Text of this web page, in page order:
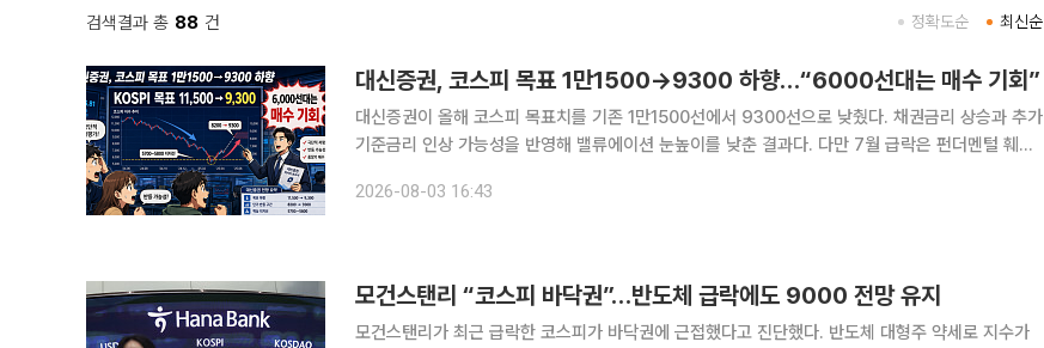
검색결과 총 88 건 최신순
정확도순
대신증권, 코스피 목표 1만1500→9300 하향…“6000선대는 매수 기회”
대신증권이 올해 코스피 목표치를 기존 1만1500선에서 9300선으로 낮췄다. 채권금리 상승과 추가
기준금리 인상 가능성을 반영해 밸류에이션 눈높이를 낮춘 결과다. 다만 7월 급락은 펀더멘털 훼손
라고 진단했다. 이경민 대신증권 연구원은 3일 보고서에서 코스피
2026-08-03 16:43
모건스탠리 “코스피 바닥권”…반도체 급락에도 9000 전망 유지
모건스탠리가 최근 급락한 코스피가 바닥권에 근접했다고 진단했다. 반도체 대형주 약세로 지수가